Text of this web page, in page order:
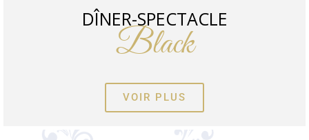
DÎNER-SPECTACLE
Black
VOIR PLUS